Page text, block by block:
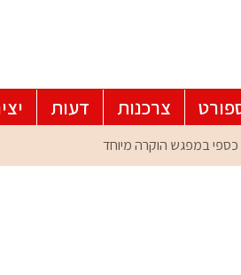
צרכנות דעות